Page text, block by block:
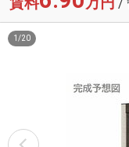
/
1 /20